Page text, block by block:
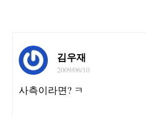
김우재
2009/06/10
사측이라면? ㅋ